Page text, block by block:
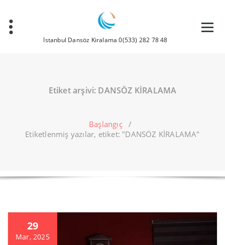
İstanbul Dansöz Kiralama 0(533) 282 78 48
Etiket arşivi: DANSÖZ KİRALAMA
Başlangıç/
Etiketlenmiş yazılar, etiket: "DANSÖZ KİRALAMA"
29
Mar, 2025